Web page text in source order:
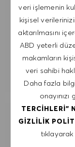
veri işlemenin
kişisel
aktarılmasını
ABD yeterli
makamların
veri sahibi
Daha fazla
TERCIHLERI"
GIZLILIK
E-posta
UYARILARI
İLGI
ÖNERILERI